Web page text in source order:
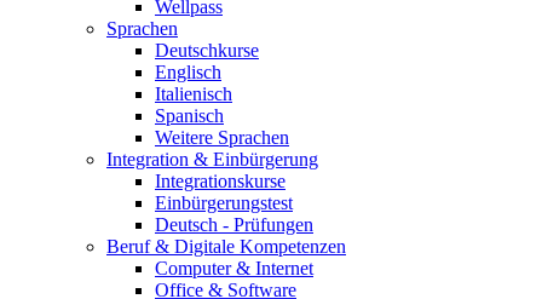
Wellpass
Sprachen
Deutschkurse
Englisch
Italienisch
Spanisch
Weitere Sprachen
Integration & Einbürgerung
Integrationskurse
Einbürgerungstest
Deutsch - Prüfungen
Beruf & Digitale Kompetenzen
Computer & Internet
Office & Software